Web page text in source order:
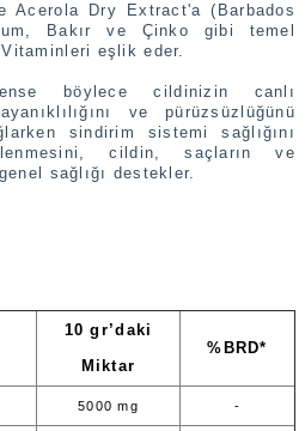
Acerola Dry Extract'a (Barbados
Bakır ve Çinko gibi temel
eşlik eder.
böylece cildinizin canlı
ve pürüzsüzlüğünü
sindirim sistemi sağlığını
cildin, saçların ve
sağlığı destekler.
10 gr’daki
Miktar
%BRD*
5000 mg -